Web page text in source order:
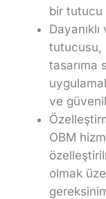
bir tutucu
tutucusu,
tasarıma
ve
OBM
olmak